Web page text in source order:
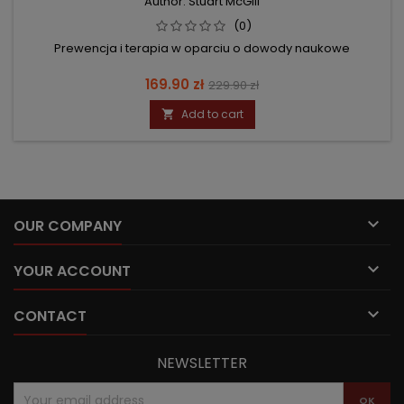
(0)
Prewencja i terapia w oparciu o dowody naukowe
Price
169.90 zł Regular
price
229.90 zł
 Add to cart
OUR COMPANY 
YOUR ACCOUNT 
CONTACT 
NEWSLETTER